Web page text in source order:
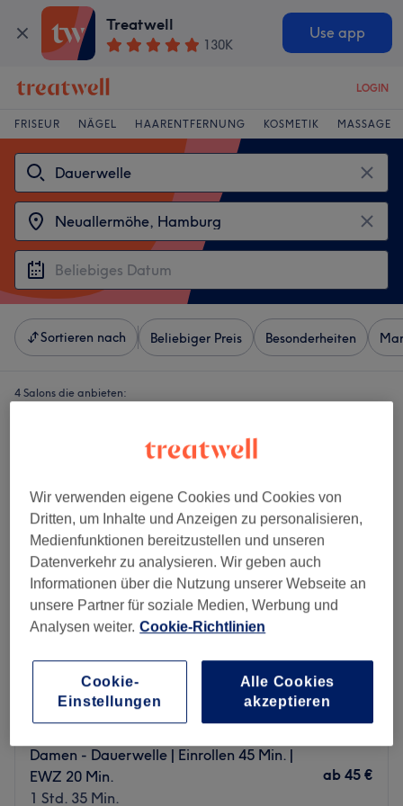
Treatwell
130K
Use app
LOGIN
FRISEUR NÄGEL HAARENTFERNUNG KOSMETIK MASSAGE
Sortieren nach Beliebiger Preis Besonderheiten
4 Salons die anbieten:
Ladie's & Gent's Friseure
258 Bewertungen
Damen - Dauerwelle | Einrollen 45 Min. |
EWZ 20 Min.
1 Std. 35 Min.
ab 45 €
Wir verwenden eigene Cookies und Cookies von
Dritten, um Inhalte und Anzeigen zu personalisieren,
Medienfunktionen bereitzustellen und unseren
Datenverkehr zu analysieren. Wir geben auch
Informationen über die Nutzung unserer Webseite an
unsere Partner für soziale Medien, Werbung und
Analysen weiter. Cookie-Richtlinien
Cookie-
Einstellungen
Alle Cookies
akzeptieren